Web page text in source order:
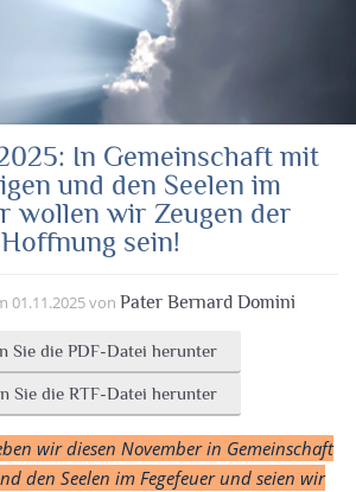
In Gemeinschaft mit
und den Seelen im
wollen wir Zeugen der
Hoffnung sein!
01.11.2025von Pater Bernard Domini
Sie die PDF-Datei herunter
Sie die RTF-Datei herunter
wir diesen November in Gemeinschaft
den Seelen im Fegefeuer und seien wir